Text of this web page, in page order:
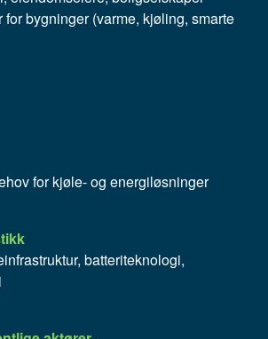
bygninger (varme, kjøling, smarte
for kjøle- og energiløsninger
batteriteknologi,